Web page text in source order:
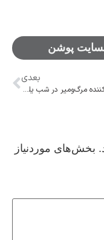
پوشن
بعدی
آمار نگران‌کننده مرگ‌ومیر در شب یلدا/ چه اتفاقی بعد از ساعت ۲۱ می‌افتد؟
بخش‌های موردنیاز